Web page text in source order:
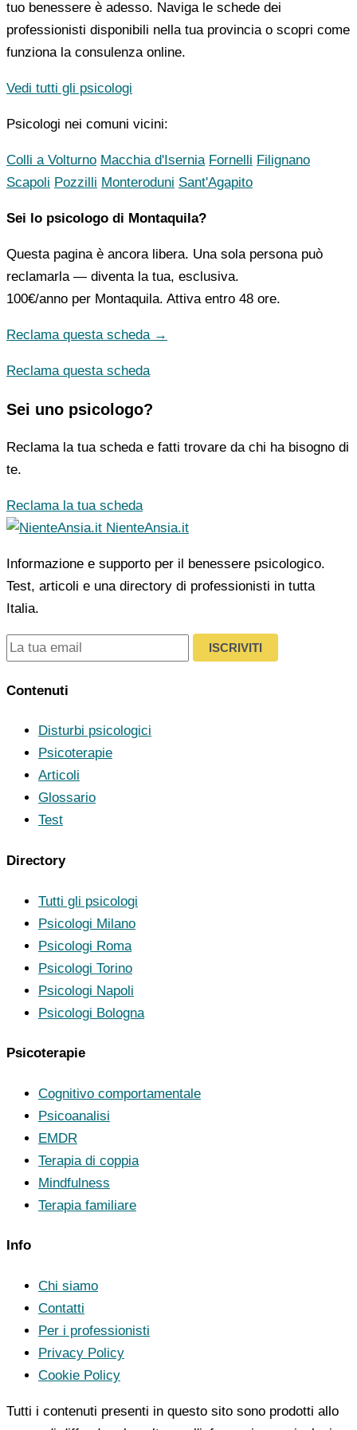
tuo benessere è adesso. Naviga le schede dei
professionisti disponibili nella tua provincia o scopri come
funziona la consulenza online.
Vedi tutti gli psicologi
Psicologi nei comuni vicini:
Colli a Volturno Macchia d'Isernia Fornelli Filignano
Scapoli Pozzilli Monteroduni Sant'Agapito
Sei lo psicologo di Montaquila?
Questa pagina è ancora libera. Una sola persona può
reclamarla — diventa la tua, esclusiva.
100€/anno per Montaquila. Attiva entro 48 ore.
Reclama questa scheda →
Reclama questa scheda
Sei uno psicologo?
Reclama la tua scheda e fatti trovare da chi ha bisogno di
te.
Reclama la tua scheda
NienteAnsia.it
Informazione e supporto per il benessere psicologico.
Test, articoli e una directory di professionisti in tutta
Italia.
ISCRIVITI
Contenuti
Disturbi psicologici
Psicoterapie
Articoli
Glossario
Test
Directory
Tutti gli psicologi
Psicologi Milano
Psicologi Roma
Psicologi Torino
Psicologi Napoli
Psicologi Bologna
Psicoterapie
Cognitivo comportamentale
Psicoanalisi
EMDR
Terapia di coppia
Mindfulness
Terapia familiare
Info
Chi siamo
Contatti
Per i professionisti
Privacy Policy
Cookie Policy
Tutti i contenuti presenti in questo sito sono prodotti allo